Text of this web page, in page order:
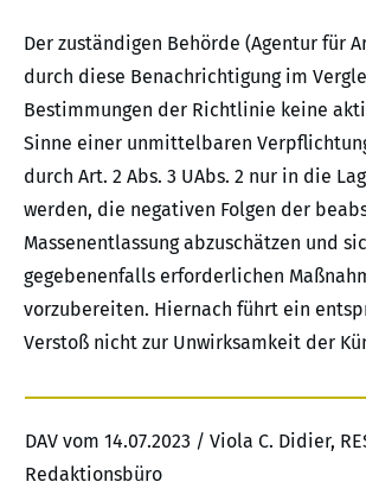
Der zuständigen Behörde (Agentur für
durch diese Benachrichtigung im
Bestimmungen der Richtlinie keine
Sinne einer unmittelbaren
durch Art. 2 Abs. 3 UAbs. 2 nur in die
werden, die negativen Folgen der
Massenentlassung abzuschätzen und
gegebenenfalls erforderlichen
vorzubereiten. Hiernach führt ein
Verstoß nicht zur Unwirksamkeit der
DAV vom 14.07.2023 / Viola C. Didier,
Redaktionsbüro